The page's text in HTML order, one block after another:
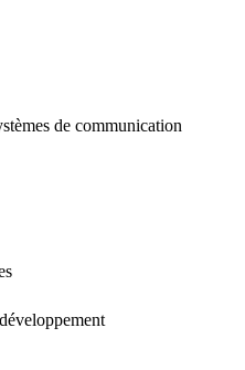
de communication